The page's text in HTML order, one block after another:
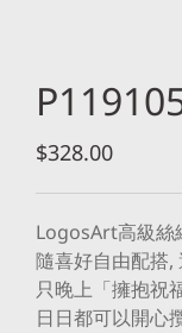
$328.00
LogosArt高級絲
隨喜好自由配搭,
只晚上「擁抱祝
日日都可以開心